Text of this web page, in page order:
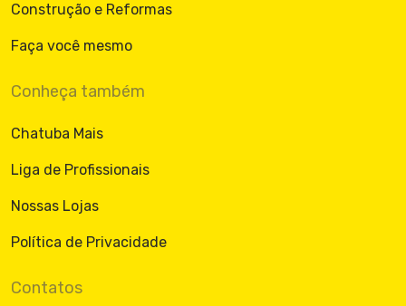
Construção e Reformas
Faça você mesmo
Conheça também
Chatuba Mais
Liga de Profissionais
Nossas Lojas
Política de Privacidade
Contatos